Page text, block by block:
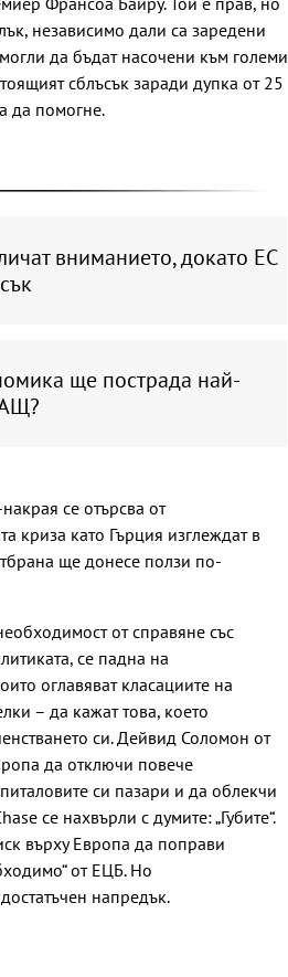
независимо дали са заредени
да бъдат насочени към големи
сблъсък заради дупка от 25
да помогне.
вниманието, докато ЕС
ще пострада най-
се отърсва от
криза като Гърция изглеждат в
ще донесе ползи по-
от справяне със
се падна на
оглавяват класациите на
– да кажат това, което
си. Дейвид Соломон от
да отключи повече
си пазари и да облекчи
се нахвърли с думите: „Губите“.
върху Европа да поправи
от ЕЦБ. Но
напредък.